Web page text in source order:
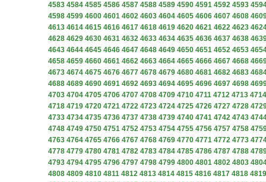
4583 4584 4585 4586 4587 4588 4589 4590 4591 4592 4593
4598 4599 4600 4601 4602 4603 4604 4605 4606 4607 4608
4613 4614 4615 4616 4617 4618 4619 4620 4621 4622 4623
4628 4629 4630 4631 4632 4633 4634 4635 4636 4637 4638
4643 4644 4645 4646 4647 4648 4649 4650 4651 4652 4653
4658 4659 4660 4661 4662 4663 4664 4665 4666 4667 4668
4673 4674 4675 4676 4677 4678 4679 4680 4681 4682 4683
4688 4689 4690 4691 4692 4693 4694 4695 4696 4697 4698
4703 4704 4705 4706 4707 4708 4709 4710 4711 4712 4713 4714
4718 4719 4720 4721 4722 4723 4724 4725 4726 4727 4728
4733 4734 4735 4736 4737 4738 4739 4740 4741 4742 4743
4748 4749 4750 4751 4752 4753 4754 4755 4756 4757 4758
4763 4764 4765 4766 4767 4768 4769 4770 4771 4772 4773
4778 4779 4780 4781 4782 4783 4784 4785 4786 4787 4788
4793 4794 4795 4796 4797 4798 4799 4800 4801 4802 4803
4808 4809 4810 4811 4812 4813 4814 4815 4816 4817 4818 4819